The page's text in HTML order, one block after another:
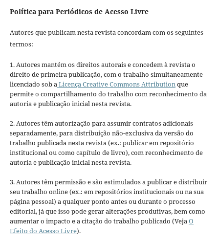
Política para Periódicos de Acesso Livre
Autores que publicam nesta revista concordam com os seguintes
termos:
1. Autores mantém os direitos autorais e concedem à revista o
direito de primeira publicação, com o trabalho simultaneamente
licenciado sob aLicença Creative Commons Attributionque
permite o compartilhamento do trabalho com reconhecimento da
autoria e publicação inicial nesta revista.
2. Autores têm autorização para assumir contratos adicionais
separadamente, para distribuição não-exclusiva da versão do
trabalho publicada nesta revista (ex.: publicar em repositório
institucional ou como capítulo de livro), com reconhecimento de
autoria e publicação inicial nesta revista.
3. Autores têm permissão e são estimulados a publicar e distribuir
seu trabalho online (ex.: em repositórios institucionais ou na sua
página pessoal) a qualquer ponto antes ou durante o processo
editorial, já que isso pode gerar alterações produtivas, bem como
aumentar o impacto e a citação do trabalho publicado (VejaO
Efeito do Acesso Livre).